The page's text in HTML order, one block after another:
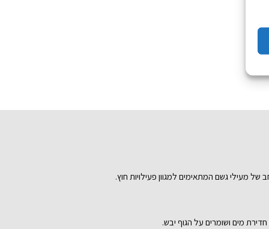
מעילי גשם המתאימים למגוון פעילויות חוץ.
מים ושומרים על הגוף יבש.